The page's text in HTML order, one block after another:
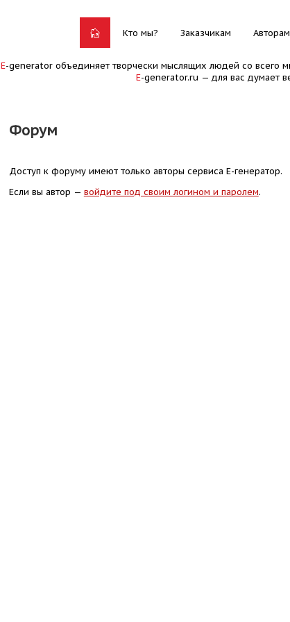
Кто мы? Заказчикам Авторам
E-generator объединяет творчески мыслящих людей со всего
E-generator.ru — для вас думает
Форум
Доступ к форуму имеют только авторы сервиса Е-генератор.
Если вы автор — войдите под своим логином и паролем.